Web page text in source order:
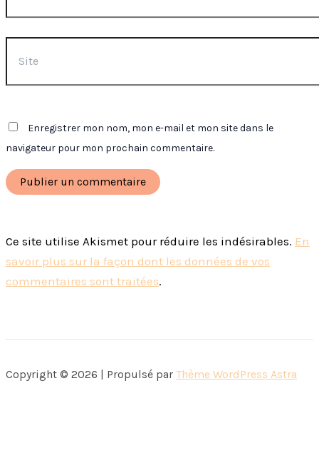
Enregistrer mon nom, mon e-mail et mon site dans le
navigateur pour mon prochain commentaire.
Ce site utilise Akismet pour réduire les indésirables. En
savoir plus sur la façon dont les données de vos
commentaires sont traitées.
Copyright © 2026 | Propulsé par Thème WordPress Astra